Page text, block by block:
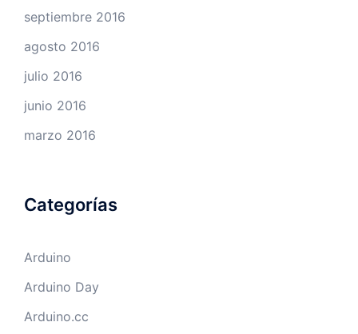
septiembre 2016
agosto 2016
julio 2016
junio 2016
marzo 2016
Categorías
Arduino
Arduino Day
Arduino.cc